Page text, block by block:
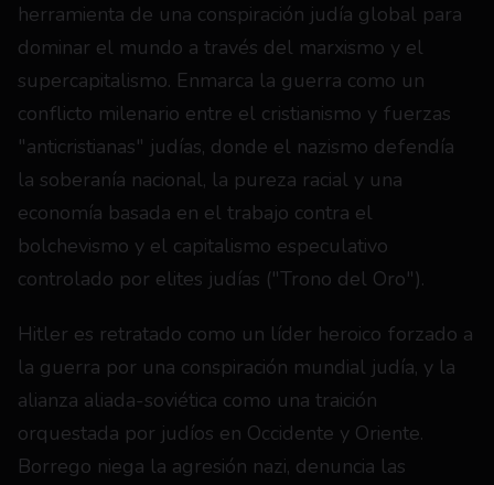
herramienta de una conspiración judía global para
dominar el mundo a través del marxismo y el
supercapitalismo. Enmarca la guerra como un
conflicto milenario entre el cristianismo y fuerzas
"anticristianas" judías, donde el nazismo defendía
la soberanía nacional, la pureza racial y una
economía basada en el trabajo contra el
bolchevismo y el capitalismo especulativo
controlado por elites judías ("Trono del Oro").
Hitler es retratado como un líder heroico forzado a
la guerra por una conspiración mundial judía, y la
alianza aliada-soviética como una traición
orquestada por judíos en Occidente y Oriente.
Borrego niega la agresión nazi, denuncia las